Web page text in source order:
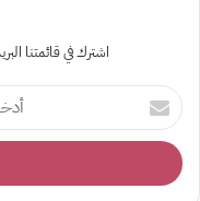
اشترك في قائمتنا
أدخل
بريدك
الإلكتروني